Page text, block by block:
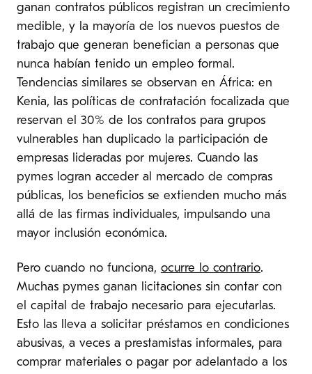
ganan contratos públicos registran un crecimiento
medible, y la mayoría de los nuevos puestos de
trabajo que generan benefician a personas que
nunca habían tenido un empleo formal.
Tendencias similares se observan en África: en
Kenia, las políticas de contratación focalizada que
reservan el 30% de los contratos para grupos
vulnerables han duplicado la participación de
empresas lideradas por mujeres. Cuando las
pymes logran acceder al mercado de compras
públicas, los beneficios se extienden mucho más
allá de las firmas individuales, impulsando una
mayor inclusión económica.
Pero cuando no funciona, ocurre lo contrario.
Muchas pymes ganan licitaciones sin contar con
el capital de trabajo necesario para ejecutarlas.
Esto las lleva a solicitar préstamos en condiciones
abusivas, a veces a prestamistas informales, para
comprar materiales o pagar por adelantado a los